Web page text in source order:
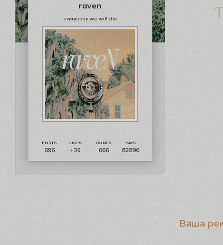
raven
everybody we will die
696 +36 666 82896
Ваша